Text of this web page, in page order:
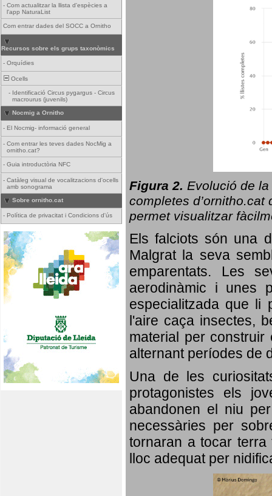
- Com actualitzar la llista d'espècies a
l'app NaturaList
Com entrar dades del SOCC a Ornitho
Recursos sobre els grups taxonòmics
- Orquídies
Ocells
- Identificació Circus pygargus - Circus
macrourus (juvenils)
Nocmig a Ornitho
- El Nocmig- informació general
- Com entrar les teves dades NocMig a
ornitho.cat?
- Guia introductòria NFC
- Catàleg visual de vocalitzacions d'ocells
amb sonograma
Sobre ornitho.cat
- Política de privacitat i Condicions d'ús
Figura 2. Evolució de la
completes d’ornitho.cat
permet visualitzar
Els falciots són una
Malgrat la seva
emparentats. Les
aerodinàmic i unes
especialitzada que li
l'aire caça insectes,
material per
alternant períodes de
Una de les
protagonistes els
abandonen el niu
necessàries per
tornaran a tocar
lloc adequat per